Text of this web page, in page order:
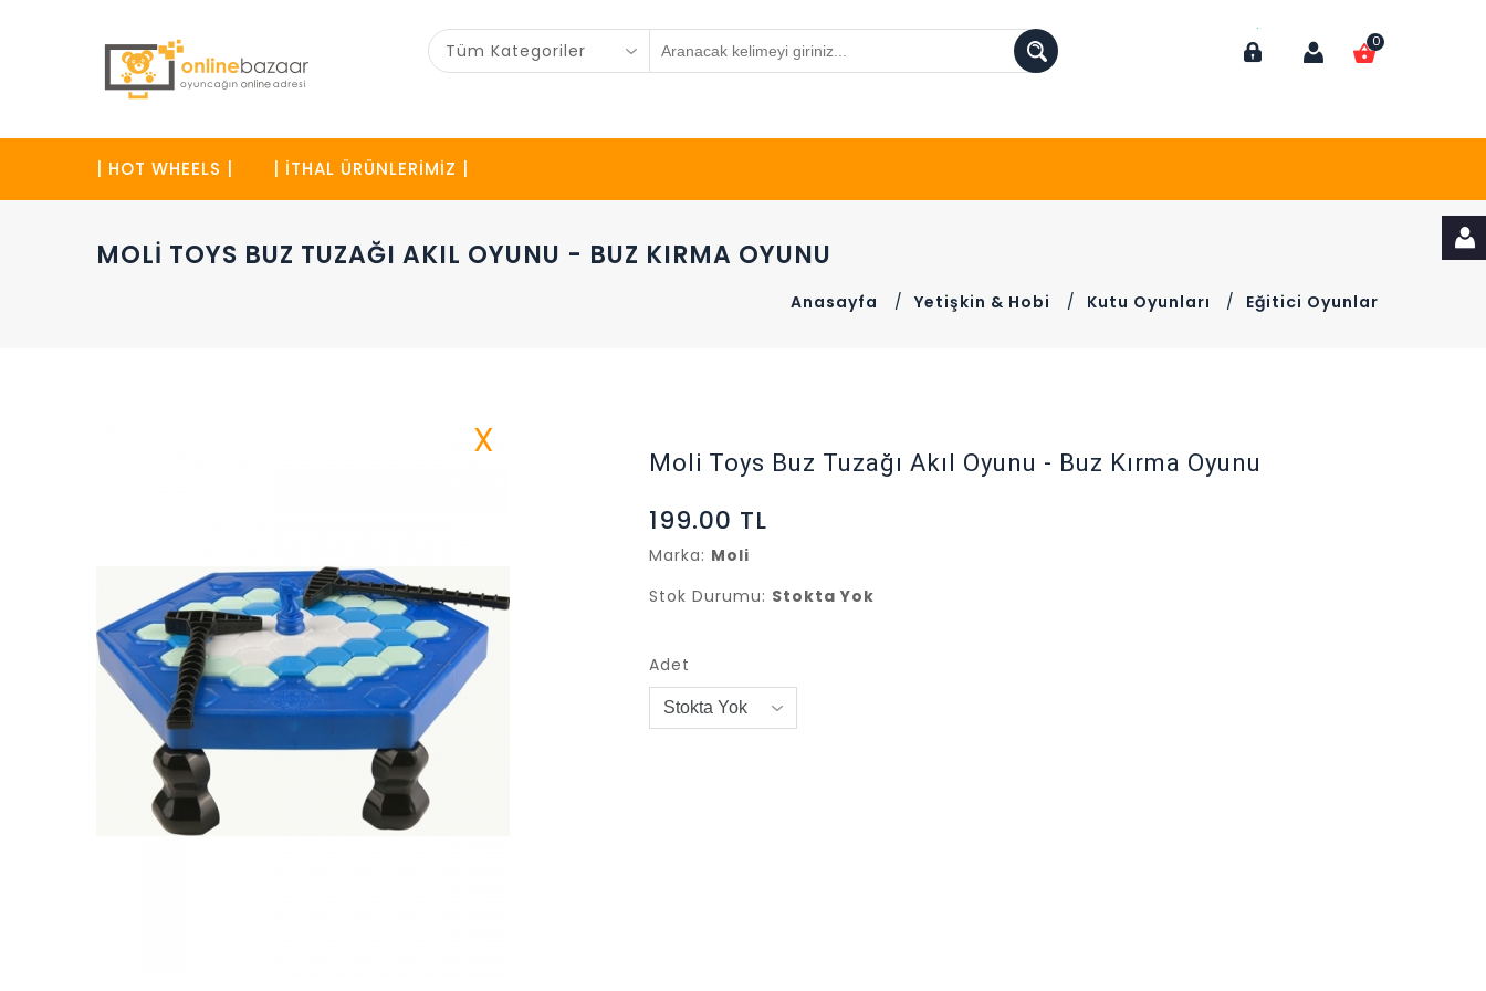
Tüm Kategoriler 0
| HOT WHEELS | | İTHAL ÜRÜNLERİMİZ |
MOLI TOYS BUZ TUZAĞI AKIL OYUNU - BUZ KIRMA OYUNU
Anasayfa / Yetişkin & Hobi / Kutu Oyunları / Eğitici Oyunlar
X Moli Toys Buz Tuzağı Akıl Oyunu - Buz Kırma Oyunu
199.00 TL
Marka: Moli
Stok Durumu: Stokta Yok
Adet